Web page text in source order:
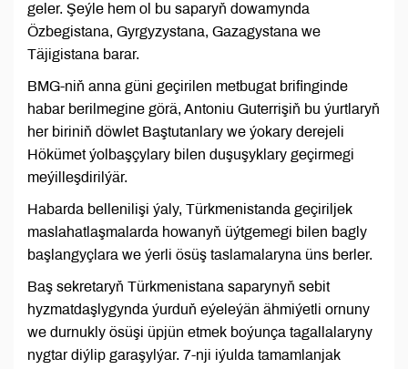
geler. Şeýle hem ol bu saparyň dowamynda
Özbegistana, Gyrgyzystana, Gazagystana we
Täjigistana barar.
BMG-niň anna güni geçirilen metbugat brifinginde
habar berilmegine görä, Antoniu Guterrişiň bu ýurtlaryň
her biriniň döwlet Baştutanlary we ýokary derejeli
Hökümet ýolbaşçylary bilen duşuşyklary geçirmegi
meýilleşdirilýär.
Habarda bellenilişi ýaly, Türkmenistanda geçiriljek
maslahatlaşmalarda howanyň üýtgemegi bilen bagly
başlangyçlara we ýerli ösüş taslamalaryna üns berler.
Baş sekretaryň Türkmenistana saparynyň sebit
hyzmatdaşlygynda ýurduň eýeleýän ähmiýetli ornuny
we durnukly ösüşi üpjün etmek boýunça tagallalaryny
nygtar diýlip garaşylýar. 7-nji iýulda tamamlanjak